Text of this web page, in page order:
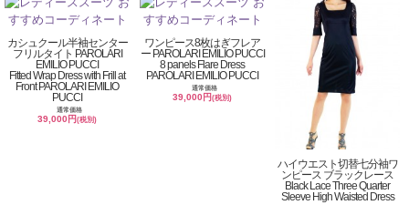
カシュクール半袖センター
フリルタイト PAROLARI
EMILIO PUCCI
Fitted Wrap Dress with Frill at
Front PAROLARI EMILIO
PUCCI
通常価格
39,000円(税別)
ワンピース8枚はぎフレア
ー PAROLARI EMILIO PUCCI
8 panels Flare Dress
PAROLARI EMILIO PUCCI
通常価格
39,000円(税別)
ハイウエスト切替七分袖ワ
ンピース ブラックレース
Black Lace Three Quarter
Sleeve High Waisted Dress